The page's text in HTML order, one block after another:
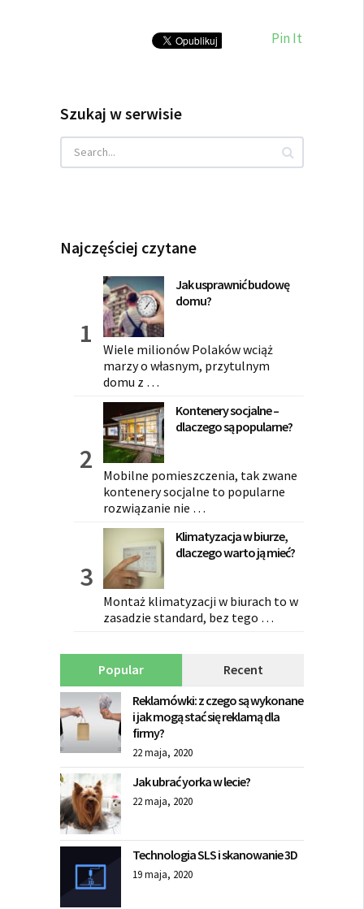
Pin It
Szukaj w serwisie
Najczęściej czytane
Jak usprawnić budowę
domu?
Wiele milionów Polaków wciąż
marzy o własnym, przytulnym
domu z …
Kontenery socjalne –
dlaczego są popularne?
Mobilne pomieszczenia, tak zwane
kontenery socjalne to popularne
rozwiązanie nie …
Klimatyzacja w biurze,
dlaczego warto ją mieć?
Montaż klimatyzacji w biurach to w
zasadzie standard, bez tego …
Popular
Recent
Reklamówki: z czego są wykonane
i jak mogą stać się reklamą dla
firmy?
22 maja, 2020
Jak ubrać yorka w lecie?
22 maja, 2020
Technologia SLS i skanowanie 3D
19 maja, 2020